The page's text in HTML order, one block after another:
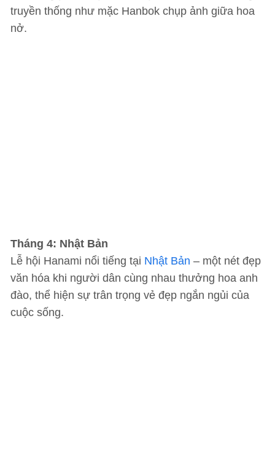
truyền thống như mặc Hanbok chụp ảnh giữa hoa
nở.
Tháng 4: Nhật Bản
Lễ hội Hanami nổi tiếng tại Nhật Bản – một nét đẹp
văn hóa khi người dân cùng nhau thưởng hoa anh
đào, thể hiện sự trân trọng vẻ đẹp ngắn ngủi của
cuộc sống.